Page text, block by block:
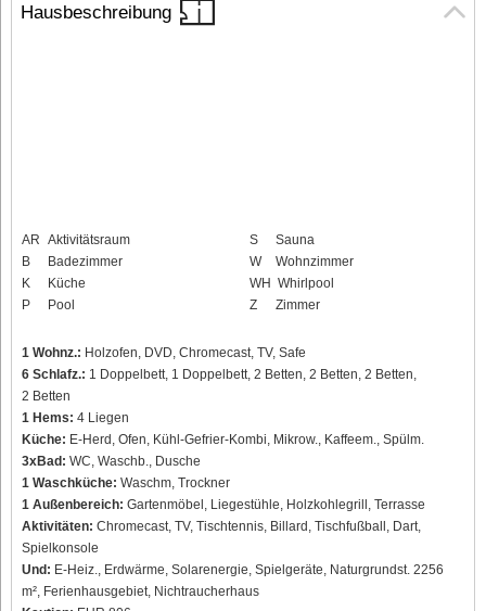
Hausbeschreibung
AR Aktivitätsraum
B
Badezimmer
K
Küche
P
Pool
S
Sauna
W
Wohnzimmer
WH Whirlpool
Z
Zimmer
1 Wohnz.: Holzofen, DVD, Chromecast, TV, Safe
6 Schlafz.: 1 Doppelbett, 1 Doppelbett, 2 Betten, 2 Betten, 2 Betten,
2 Betten
1 Hems: 4 Liegen
Küche: E-Herd, Ofen, Kühl-Gefrier-Kombi, Mikrow., Kaffeem., Spülm.
3xBad: WC, Waschb., Dusche
1 Waschküche: Waschm, Trockner
1 Außenbereich: Gartenmöbel, Liegestühle, Holzkohlegrill, Terrasse
Aktivitäten: Chromecast, TV, Tischtennis, Billard, Tischfußball, Dart,
Spielkonsole
Und: E-Heiz., Erdwärme, Solarenergie, Spielgeräte, Naturgrundst. 2256
m², Ferienhausgebiet, Nichtraucherhaus